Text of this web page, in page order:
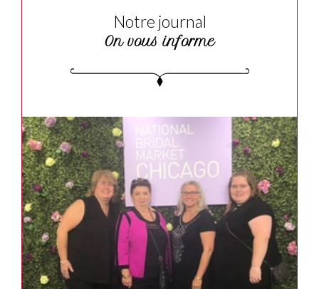
Notre journal
On vous informe